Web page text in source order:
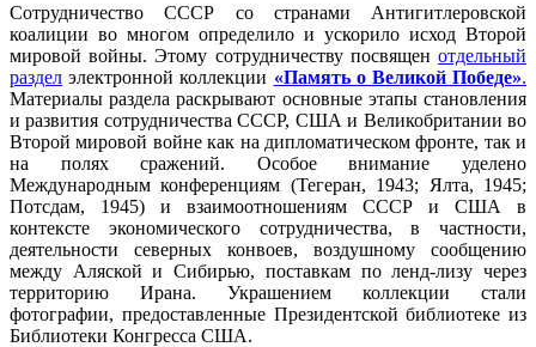
Сотрудничество СССР со странами Антигитлеровской
коалиции во многом определило и ускорило исход Второй
мировой войны. Этому сотрудничеству посвящен отдельный
раздел электронной коллекции «Память о Великой Победе».
Материалы раздела раскрывают основные этапы становления
и развития сотрудничества СССР, США и Великобритании во
Второй мировой войне как на дипломатическом фронте, так и
на полях сражений. Особое внимание уделено
Международным конференциям (Тегеран, 1943; Ялта, 1945;
Потсдам, 1945) и взаимоотношениям СССР и США в
контексте экономического сотрудничества, в частности,
деятельности северных конвоев, воздушному сообщению
между Аляской и Сибирью, поставкам по ленд-лизу через
территорию Ирана. Украшением коллекции стали
фотографии, предоставленные Президентской библиотеке из
Библиотеки Конгресса США.